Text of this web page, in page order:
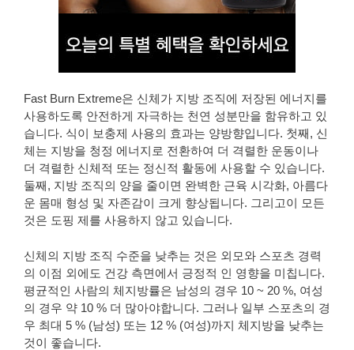
Fast Burn Extreme은 신체가 지방 조직에 저장된 에너지를
사용하도록 안전하게 자극하는 천연 성분만을 함유하고 있
습니다. 식이 보충제 사용의 효과는 양방향입니다. 첫째, 신
체는 지방을 청정 에너지로 전환하여 더 격렬한 운동이나
더 격렬한 신체적 또는 정신적 활동에 사용할 수 있습니다.
둘째, 지방 조직의 양을 줄이면 완벽한 근육 시각화, 아름다
운 몸매 형성 및 자존감이 크게 향상됩니다. 그리고이 모든
것은 도핑 제를 사용하지 않고 있습니다.
신체의 지방 조직 수준을 낮추는 것은 외모와 스포츠 경력
의 이점 외에도 건강 측면에서 긍정적 인 영향을 미칩니다.
평균적인 사람의 체지방률은 남성의 경우 10 ~ 20 %, 여성
의 경우 약 10 % 더 많아야합니다. 그러나 일부 스포츠의 경
우 최대 5 % (남성) 또는 12 % (여성)까지 체지방을 낮추는
것이 좋습니다.